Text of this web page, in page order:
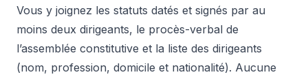
Vous y joignez les statuts datés et signés par au
moins deux dirigeants, le procès-verbal de
l’assemblée constitutive et la liste des dirigeants
(nom, profession, domicile et nationalité). Aucune